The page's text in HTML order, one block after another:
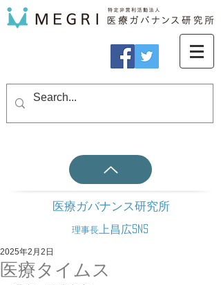
医療ガバナンス研究所
理事長 上昌広SNS
医療タイムス
2025年2月2日